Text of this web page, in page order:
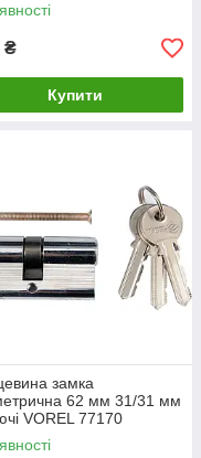
₴
Купити
замка
62 мм 31/31 мм
VOREL 77170